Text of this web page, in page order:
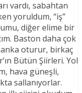
vardı, sabahtan
yoruldum, “iş”
diğer elime bir
Baston daha çok
oturur, birkaç
Bütün Şiirleri. Yol
hava güneşli,
sallanıyorlar.